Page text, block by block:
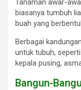
Tanaman awar-
biasanya tumbuh
buah yang
Berbagai
untuk tubuh,
kepala pusing,
Bangun-